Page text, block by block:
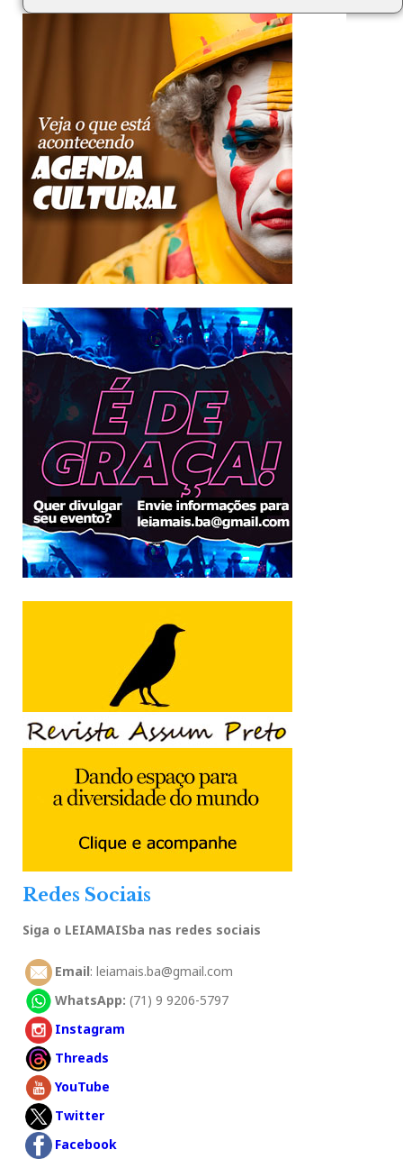
Redes Sociais
Siga o LEIAMAISba nas redes sociais
Email: leiamais.ba@gmail.com
WhatsApp: (71) 9 9206-5797
Instagram
Threads
YouTube
Twitter
Facebook